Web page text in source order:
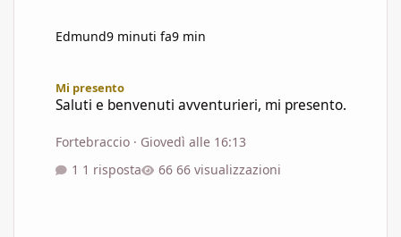
Edmund9 minuti fa9 min
Mi presento
Saluti e benvenuti avventurieri, mi presento.
Fortebraccio · Giovedì alle 16:13
1 risposta
66 visualizzazioni